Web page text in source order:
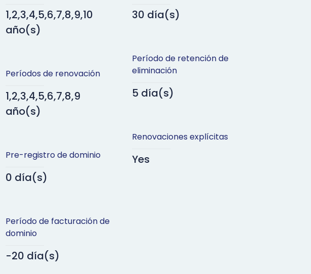
1,2,3,4,5,6,7,8,9,10
año(s)
Períodos de renovación
1,2,3,4,5,6,7,8,9
año(s)
Pre-registro de dominio
0 día(s)
Período de facturación de
dominio
-20 día(s)
30 día(s)
Período de retención de
eliminación
5 día(s)
Renovaciones explícitas
Yes